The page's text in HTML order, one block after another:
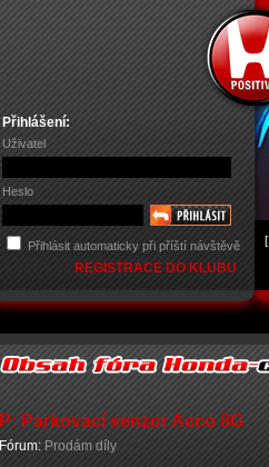
Přihlášení:
Uživatel
Heslo
Přihlásit automaticky při příští návštěvě
REGISTRACE DO KLUBU
P: Parkovací senzor Acco 8G
Fórum: Prodám díly